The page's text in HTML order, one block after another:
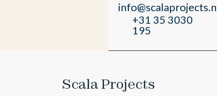
+31 35 3030
195
Scala Projects